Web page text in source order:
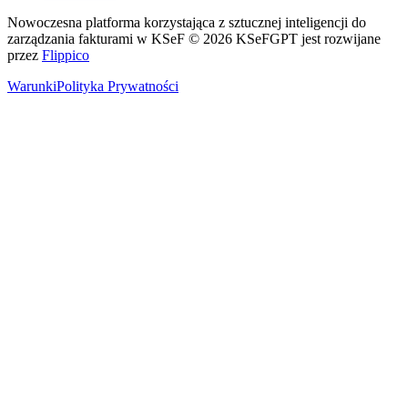
Nowoczesna platforma korzystająca z sztucznej inteligencji do
zarządzania fakturami w KSeF © 2026 KSeFGPT jest rozwijane
przez Flippico
WarunkiPolityka Prywatności